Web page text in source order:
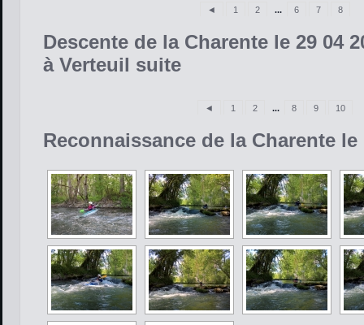
◄ 1 2 ... 6 7 8
Descente de la Charente le 29 04
à Verteuil suite
◄ 1 2 ... 8 9 10
Reconnaissance de la Charente le